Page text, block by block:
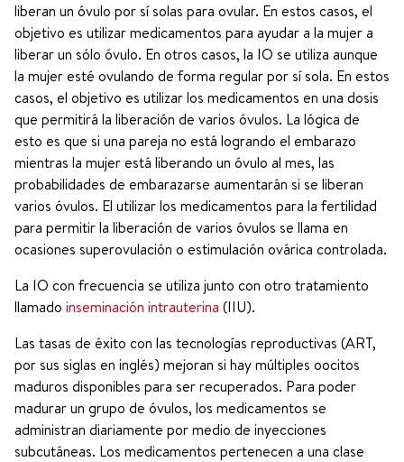
liberan un óvulo por sí solas para ovular. En estos casos, el
objetivo es utilizar medicamentos para ayudar a la mujer a
liberar un sólo óvulo. En otros casos, la IO se utiliza aunque
la mujer esté ovulando de forma regular por sí sola. En estos
casos, el objetivo es utilizar los medicamentos en una dosis
que permitirá la liberación de varios óvulos. La lógica de
esto es que si una pareja no está logrando el embarazo
mientras la mujer está liberando un óvulo al mes, las
probabilidades de embarazarse aumentarán si se liberan
varios óvulos. El utilizar los medicamentos para la fertilidad
para permitir la liberación de varios óvulos se llama en
ocasiones superovulación o estimulación ovárica controlada.
La IO con frecuencia se utiliza junto con otro tratamiento
llamado inseminación intrauterina (IIU).
Las tasas de éxito con las tecnologías reproductivas (ART,
por sus siglas en inglés) mejoran si hay múltiples oocitos
maduros disponibles para ser recuperados. Para poder
madurar un grupo de óvulos, los medicamentos se
administran diariamente por medio de inyecciones
subcutáneas. Los medicamentos pertenecen a una clase